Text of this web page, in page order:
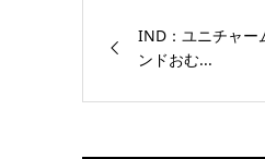
IND：ユニチャー
ンドおむ...